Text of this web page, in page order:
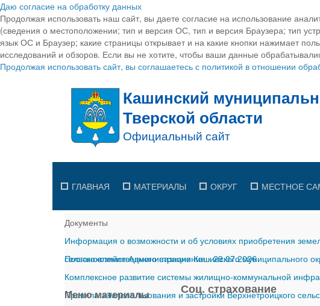
Даю согласие на обработку данных
Продолжая использовать наш сайт, вы даете согласие на использование
(сведения о местоположении; тип и версия ОС, тип и версия Браузера; тип
язык ОС и Браузер; какие страницы открывает и на какие кнопки нажимает
исследований и обзоров. Если вы не хотите, чтобы ваши данные
Продолжая использовать сайт, вы соглашаетесь с политикой в отношении
ГЛАВНАЯ МАТЕРИАЛЫ ОКРУГ МЕСТНОЕ
Документы
Информация о возможности и об условиях приобретения
сельскохозяйственного назначения-29.07.2026
Постановление Администрации Кашинского муниципального
Комплексное развитие системы жилищно-коммунальной
Правила землепользования и застройки Верхнетроицкого
Меню материалы
Соц. страхование